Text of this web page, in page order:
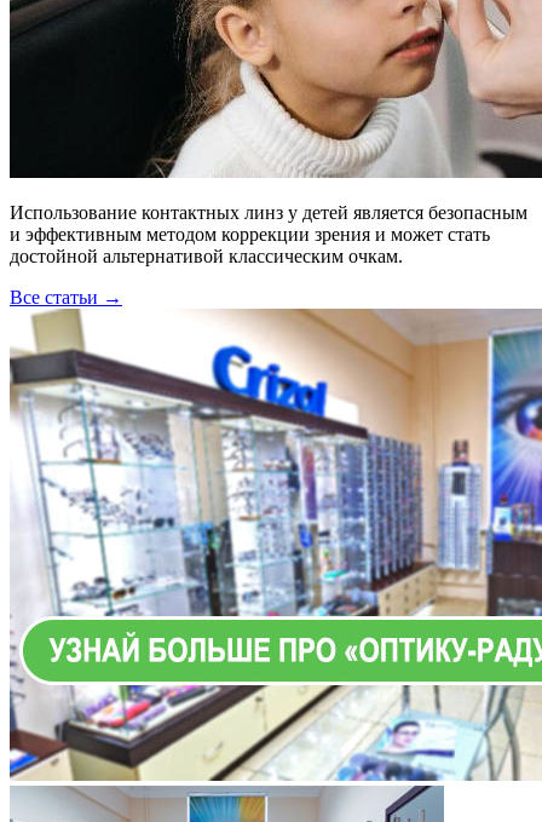
Использование контактных линз у детей является безопасным
и эффективным методом коррекции зрения и может стать
достойной альтернативой классическим очкам.
Все статьи →